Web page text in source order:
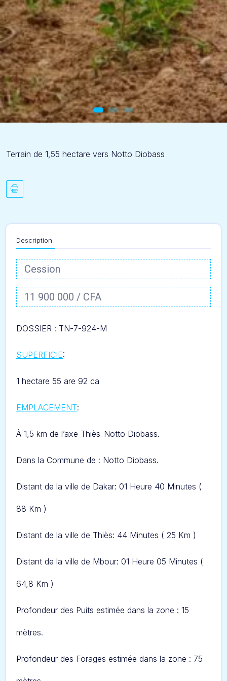
Terrain de 1,55 hectare vers Notto Diobass
Description
Cession
11 900 000 / CFA
DOSSIER : TN-7-924-M
SUPERFICIE:
1 hectare 55 are 92 ca
EMPLACEMENT:
À 1,5 km de l’axe Thiès-Notto Diobass.
Dans la Commune de : Notto Diobass.
Distant de la ville de Dakar: 01 Heure 40 Minutes (
88 Km )
Distant de la ville de Thiès: 44 Minutes ( 25 Km )
Distant de la ville de Mbour: 01 Heure 05 Minutes (
64,8 Km )
Profondeur des Puits estimée dans la zone : 15
mètres.
Profondeur des Forages estimée dans la zone : 75